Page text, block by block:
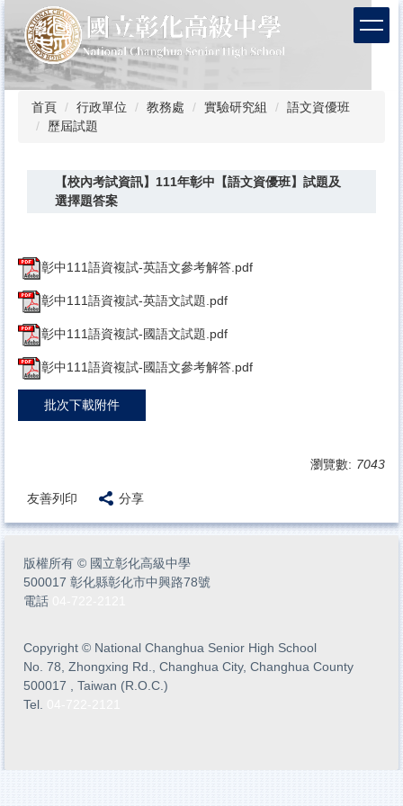
到
主
要
內
首頁 行政單位 教務處 實驗研究組
語文資優班
歷屆試題
【校內考試資訊】111年彰中【語文資優班】試題及
選擇題答案
彰中111語資複試-英語文參考解答.pdf
彰中111語資複試-英語文試題.pdf
彰中111語資複試-國語文試題.pdf
彰中111語資複試-國語文參考解答.pdf
批次下載附件
瀏覽數: 7043
友善列印 分享
版權所有 © 國立彰化高級中學
500017 彰化縣彰化市中興路78號
電話
Copyright © National Changhua Senior High School
No. 78, Zhongxing Rd., Changhua City, Changhua County
500017 , Taiwan (R.O.C.)
Tel.